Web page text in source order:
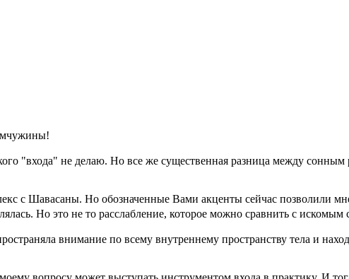
"входа" не делаю. Но все же существенная разница между
с Шавасаны. Но обозначенные Вами акценты сейчас позволили
Но это не то расслабление, которое можно сравнить с
внимание по всему внутреннему пространству тела и